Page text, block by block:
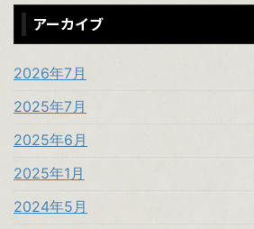
アーカイブ
2026年7月
2025年7月
2025年6月
2025年1月
2024年5月